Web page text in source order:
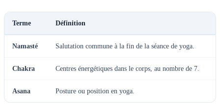
Terme Définition
Namasté Salutation commune à la fin de la séance de yoga.
Chakra Centres énergétiques dans le corps, au nombre de 7.
Asana Posture ou position en yoga.